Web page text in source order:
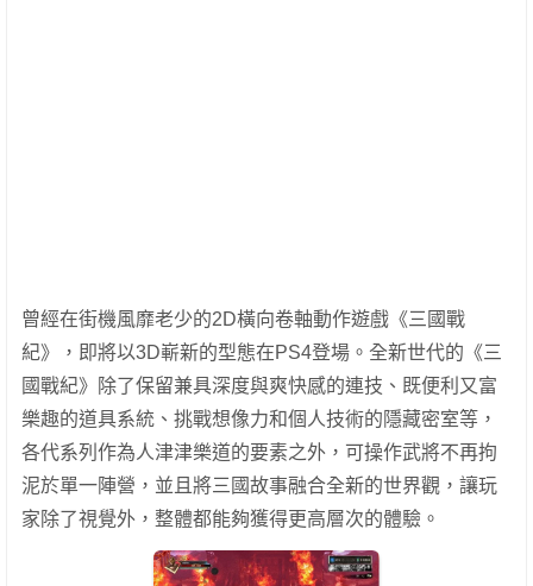
曾經在街機風靡老少的2D橫向卷軸動作遊戲《三國戰
紀》，即將以3D嶄新的型態在PS4登場。全新世代的《三
國戰紀》除了保留兼具深度與爽快感的連技、既便利又富
樂趣的道具系統、挑戰想像力和個人技術的隱藏密室等，
各代系列作為人津津樂道的要素之外，可操作武將不再拘
泥於單一陣營，並且將三國故事融合全新的世界觀，讓玩
家除了視覺外，整體都能夠獲得更高層次的體驗。